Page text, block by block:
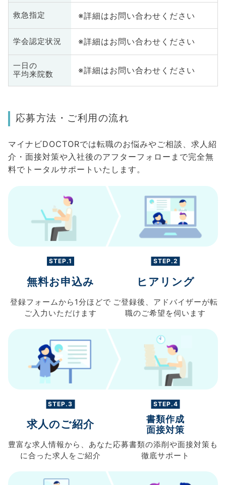
救急指定 ※詳細はお問い合わせください
学会認定状況 ※詳細はお問い合わせください
一日の
平均来院数
※詳細はお問い合わせください
応募方法・ご利用の流れ
マイナビDOCTORでは転職のお悩みやご相談、求人紹
介・面接対策や入社後のアフターフォローまで完全無
料でトータルサポートいたします。
STEP.1
無料お申込み
登録フォームから 1分ほどで
ご入力 いただけます
STEP.2
ヒアリング
ご登録後、 アドバイザーが転
職のご希望を伺います
STEP.3
求人のご紹介
豊富な求人情報から、 あなた
に合った求人を ご紹介
STEP.4
書類作成
面接対策
応募書類の添削や面接対策も
徹底サポート